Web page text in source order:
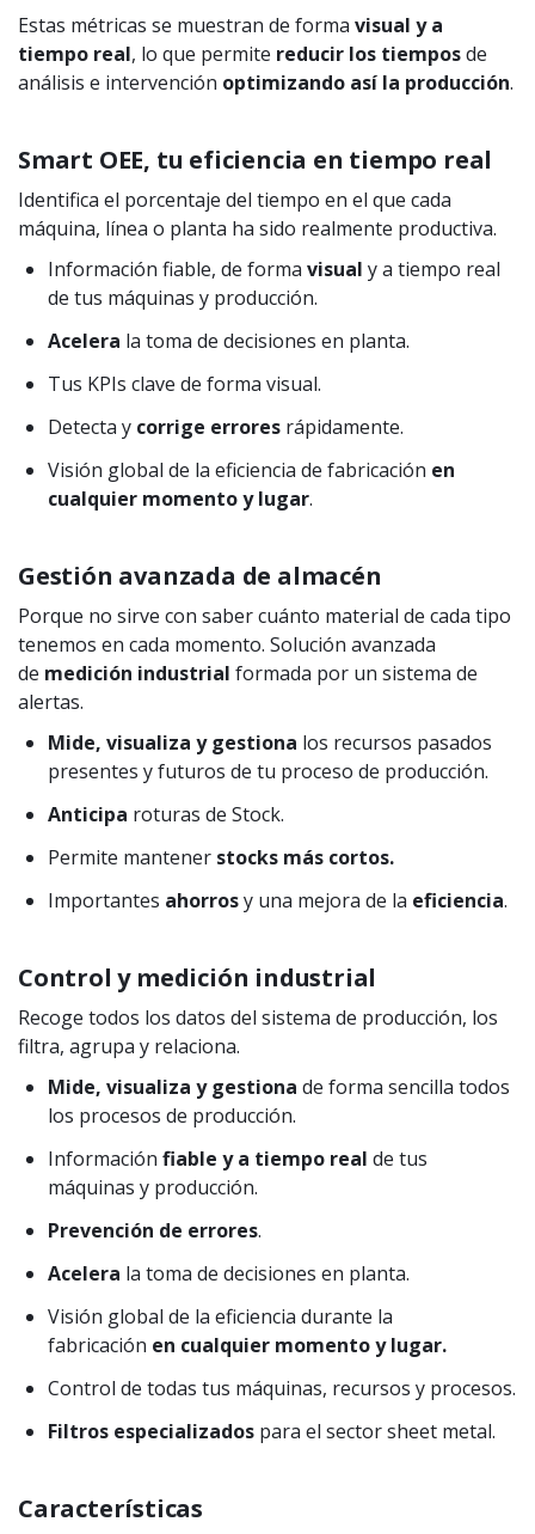
Estas métricas se muestran de forma visual y a
tiempo real, lo que permite reducir los tiemposde
análisis e intervención optimizando así la producción.
Smart OEE, tu eficiencia en tiempo real
Identifica el porcentaje del tiempo en el que cada
máquina, línea o planta ha sido realmente productiva.
Información fiable, de forma visual y a tiempo real
de tus máquinas y producción.
Acelera la toma de decisiones en planta.
Tus KPIs clave de forma visual.
Detecta y corrige errores rápidamente.
Visión global de la eficiencia de fabricación en
cualquier momento y lugar.
Gestión avanzada de almacén
Porque no sirve con saber cuánto material de cada tipo
tenemos en cada momento. Solución avanzada
de medición industrial formada por un sistema de
alertas.
Mide, visualiza y gestiona los recursos pasados
presentes y futuros de tu proceso de producción.
Anticipa roturas de Stock.
Permite mantener stocks más cortos.
Importantes ahorrosy una mejora de la eficiencia.
Control y medición industrial
Recoge todos los datos del sistema de producción, los
filtra, agrupa y relaciona.
Mide, visualiza y gestiona de forma sencilla todos
los procesos de producción.
Información fiable y a tiempo real de tus
máquinas y producción.
Prevención de errores.
Acelera la toma de decisiones en planta.
Visión global de la eficiencia durante la
fabricación en cualquier momento y lugar.
Control de todas tus máquinas, recursos y procesos.
Filtros especializados para el sector sheet metal.
Características